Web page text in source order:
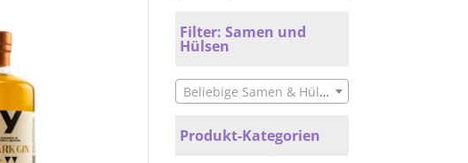
Filter: Samen und
Hülsen
Beliebige Samen & Hülsen
Produkt-Kategorien